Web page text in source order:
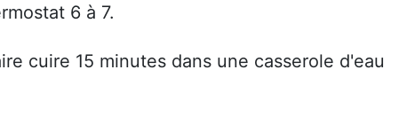
6 à 7.
cuire 15 minutes dans une casserole d'eau